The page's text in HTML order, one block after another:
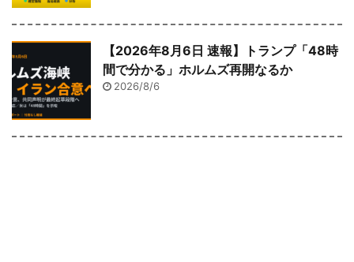
【2026年8月6日 速報】トランプ「48時
間で分かる」ホルムズ再開なるか
2026/8/6